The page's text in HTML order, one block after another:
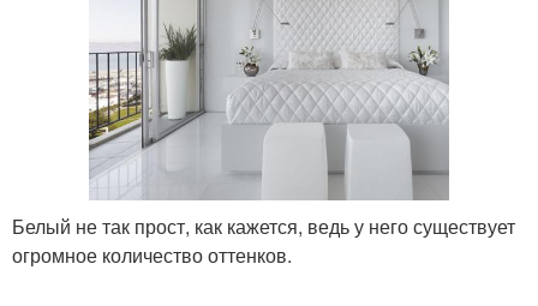
Белый не так прост, как кажется, ведь у него существует
огромное количество оттенков.